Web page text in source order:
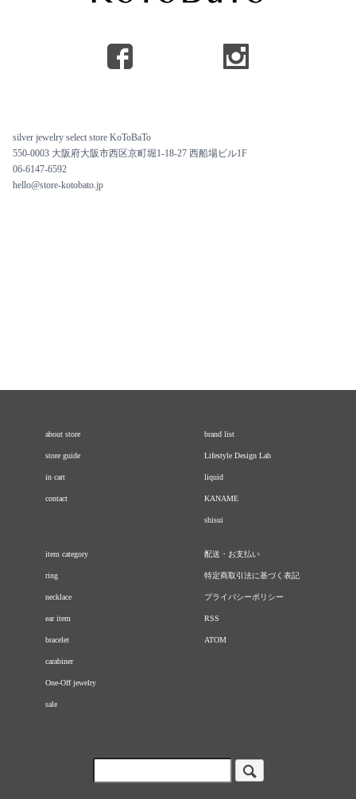
silver jewelry select store KoToBaTo
550-0003 大阪府大阪市西区京町堀1-18-27 西船場ビル1F
06-6147-6592
hello@store-kotobato.jp
about store
store guide
in cart
contact
brand list
Lifestyle Design Lab
liquid
KANAME
shisui
item category
ring
necklace
ear item
bracelet
carabiner
One-Off jewelry
sale
配送・お支払い
特定商取引法に基づく表記
プライバシーポリシー
RSS
ATOM